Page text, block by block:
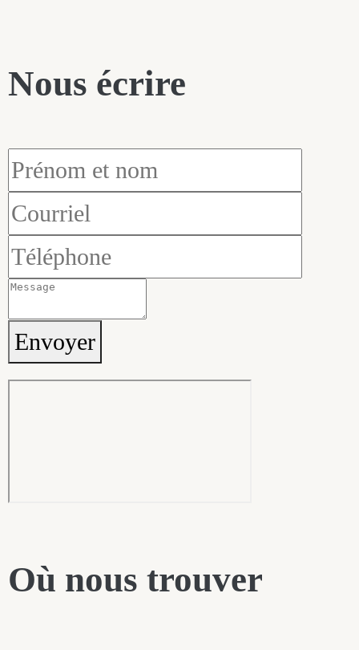
Nous écrire
Envoyer
Où nous trouver